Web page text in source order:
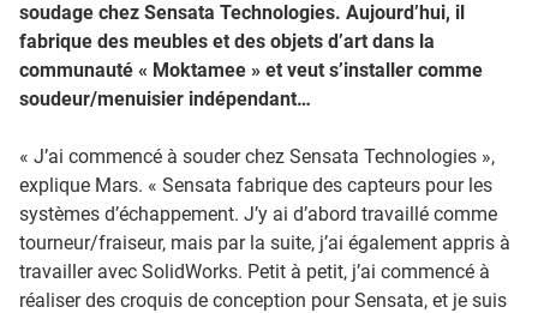
soudage chez Sensata Technologies. Aujourd’hui, il
fabrique des meubles et des objets d’art dans la
communauté « Moktamee » et veut s’installer comme
soudeur/menuisier indépendant…
« J’ai commencé à souder chez Sensata Technologies »,
explique Mars. « Sensata fabrique des capteurs pour les
systèmes d’échappement. J’y ai d’abord travaillé comme
tourneur/fraiseur, mais par la suite, j’ai également appris à
travailler avec SolidWorks. Petit à petit, j’ai commencé à
réaliser des croquis de conception pour Sensata, et je suis